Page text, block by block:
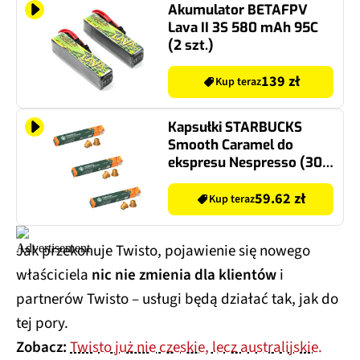
Akumulator BETAFPV
Lava II 3S 580 mAh 95C
(2 szt.)
Kup teraz139 zł
Kapsułki STARBUCKS
Smooth Caramel do
ekspresu Nespresso (30
szt.)
Kup teraz59.62 zł
Jak przekonuje Twisto, pojawienie się nowego
właściciela nic nie zmienia dla klientówi
partnerów Twisto – usługi będą działać tak, jak do
tej pory.
Zobacz:Twisto już nie czeskie, lecz australijskie.